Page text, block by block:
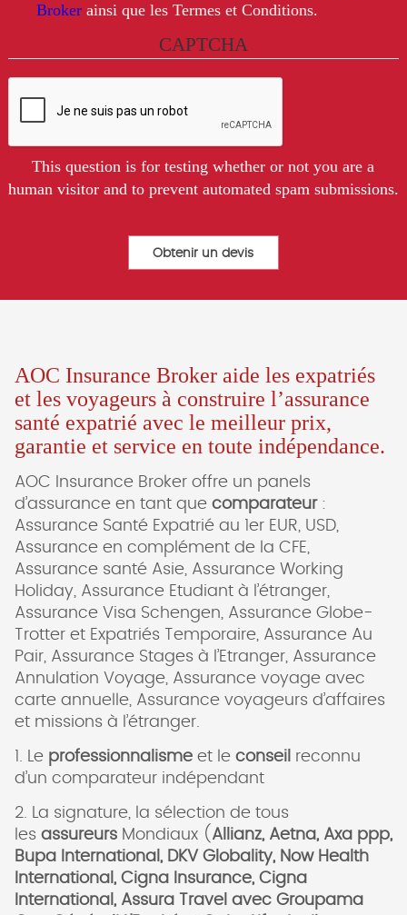
Brokerainsi que les Termes et Conditions.
CAPTCHA
This question is for testing whether or not you are a
human visitor and to prevent automated spam submissions.
AOC Insurance Broker aide les expatriés
et les voyageurs à construire l’assurance
santé expatrié avec le meilleur prix,
garantie et service en toute indépendance.
AOC Insurance Broker offre un panels
d’assurance en tant que comparateur:
Assurance Santé Expatrié au 1er EUR, USD,
Assurance en complément de la CFE,
Assurance santé Asie, Assurance Working
Holiday, Assurance Etudiant à l’étranger,
Assurance Visa Schengen, Assurance Globe-
Trotter et Expatriés Temporaire, Assurance Au
Pair, Assurance Stages à l’Etranger, Assurance
Annulation Voyage, Assurance voyage avec
carte annuelle, Assurance voyageurs d’affaires
et missions à l’étranger.
1. Le professionnalismeet le conseil
reconnu
d’un comparateur indépendant
2. La signature, la sélection de tous
lesassureursMondiaux ( Allianz, Aetna, Axa ppp,
Bupa International, DKV Globality, Now Health
International, Cigna Insurance, Cigna
International, Assura Travel avec Groupama